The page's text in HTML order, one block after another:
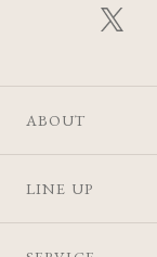
ABOUT
LINE UP